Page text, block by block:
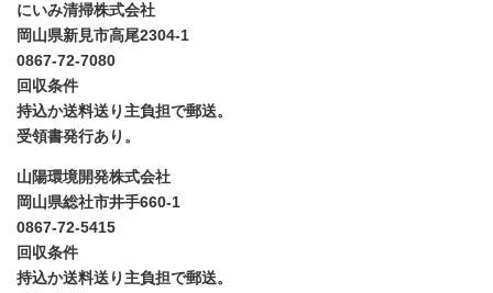
にいみ清掃株式会社
岡山県新見市高尾2304-1
0867-72-7080
回収条件
持込か送料送り主負担で郵送。
受領書発行あり。
山陽環境開発株式会社
岡山県総社市井手660-1
0867-72-5415
回収条件
持込か送料送り主負担で郵送。